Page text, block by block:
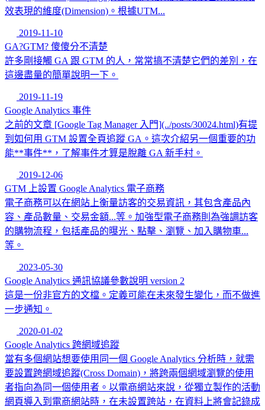
效表現的維度(Dimension)。根據UTM...
2019-11-10
GA?GTM? 傻傻分不清楚
許多剛接觸 GA 跟 GTM 的人，常常搞不清楚它們的差別，在
這邊盡量的簡單說明一下。
2019-11-19
Google Analytics 事件
之前的文章 [Google Tag Manager 入門](../posts/30024.html)有提
到如何用 GTM 設置全頁追蹤 GA。這次介紹另一個重要的功
能**事件**，了解事件才算是脫離 GA 新手村。
2019-12-06
GTM 上設置 Google Analytics 電子商務
電子商務可以在網站上衡量訪客的交易資訊，其包含產品內
容、產品數量、交易金額...等。加強型電子商務則為強調訪客
的購物流程，包括產品的曝光、點擊、瀏覽、加入購物車...
等。
2023-05-30
Google Analytics 通訊協議參數說明 version 2
這是一份非官方的文檔。定義可能在未來發生變化，而不做進
一步通知。
2020-01-02
Google Analytics 跨網域追蹤
當有多個網站想要使用同一個 Google Analytics 分析時，就需
要設置跨網域追蹤(Cross Domain)，將跨兩個網域瀏覽的使用
者指向為同一個使用者。以電商網站來說，從獨立製作的活動
網頁導入到電商網站時，在未設置跨站，在資料上將會記錄成